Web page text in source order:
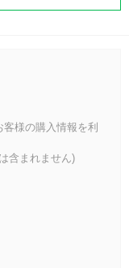
様の購入情報を利
含まれません)